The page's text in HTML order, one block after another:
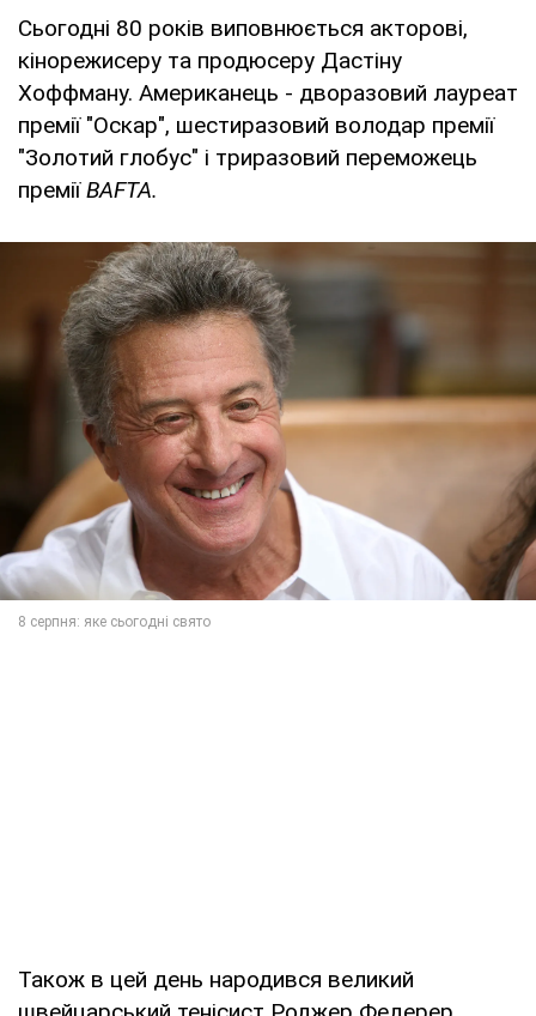
Сьогодні 80 років виповнюється акторові,
кінорежисеру та продюсеру Дастіну
Хоффману. Американець - дворазовий лауреат
премії "Оскар", шестиразовий володар премії
"Золотий глобус" і триразовий переможець
преміїBAFTA.
Також в цей день народився великий